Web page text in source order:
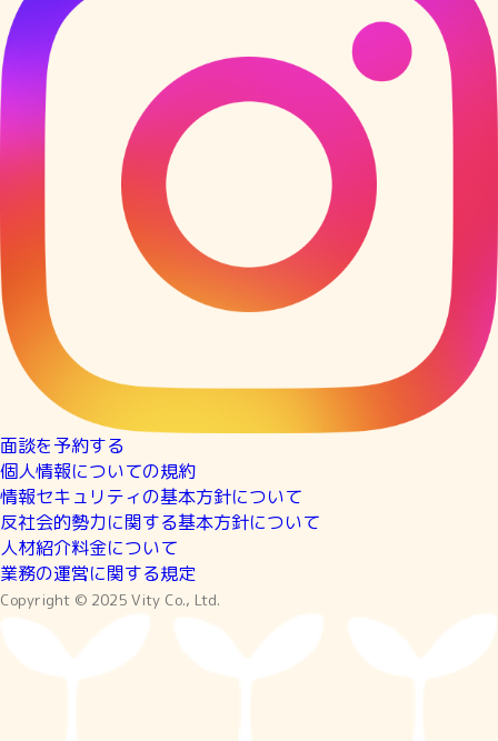
面談を予約する
個人情報についての規約
情報セキュリティの基本方針について
反社会的勢力に関する基本方針について
人材紹介料金について
業務の運営に関する規定
Copyright © 2025 Vity Co., Ltd.